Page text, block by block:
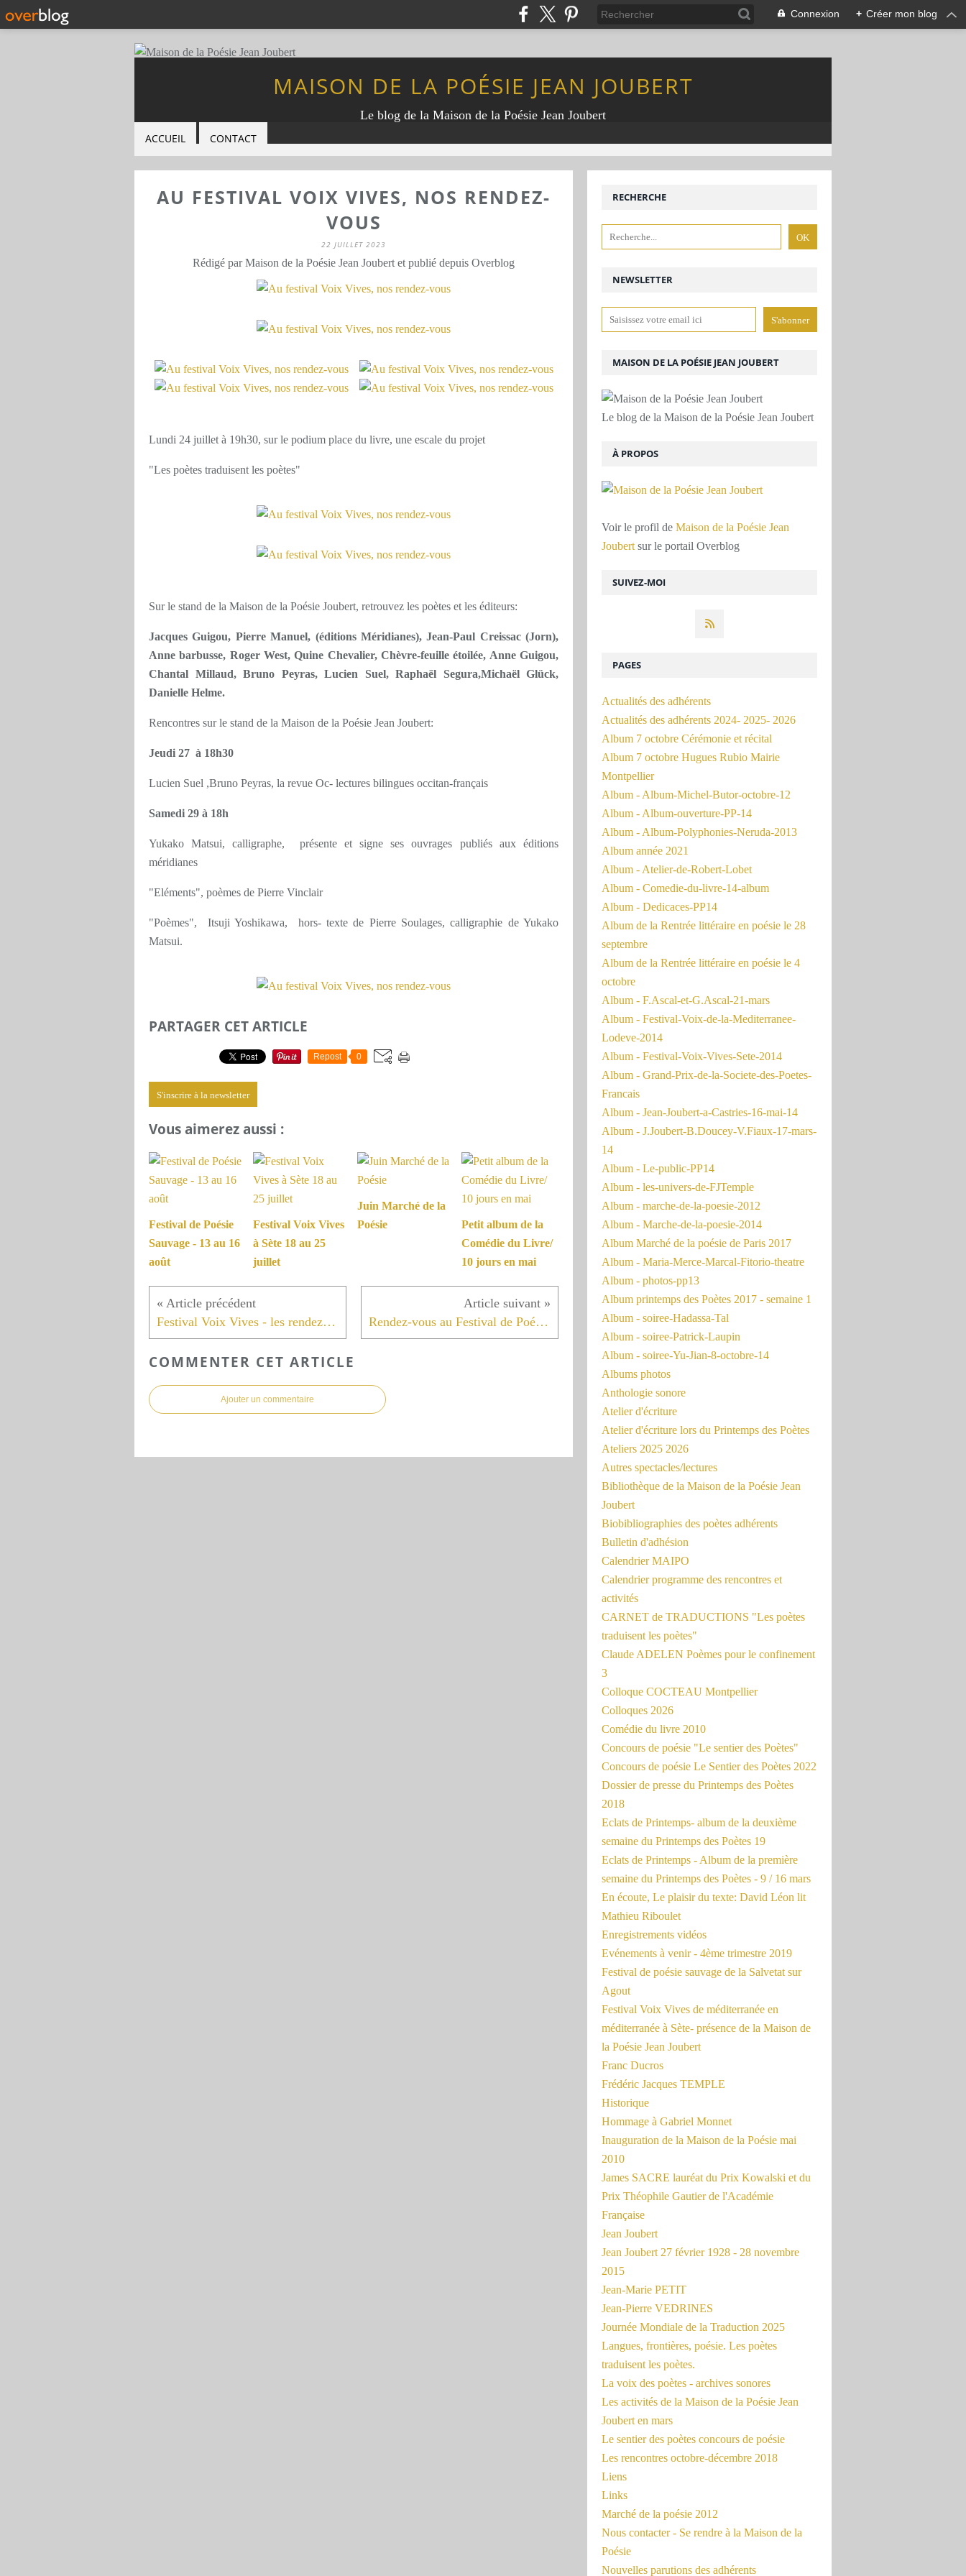
Connexion + Créer mon blog
MAISON DE LA POÉSIE JEAN JOUBERT
Le blog de la Maison de la Poésie Jean Joubert
ACCUEIL CONTACT
AU FESTIVAL VOIX VIVES, NOS RENDEZ-
VOUS
22 JUILLET 2023
Rédigé par Maison de la Poésie Jean Joubert et publié depuis Overblog
Lundi 24 juillet à 19h30, sur le podium place du livre, une escale du projet
"Les poètes traduisent les poètes"
Sur le stand de la Maison de la Poésie Joubert, retrouvez les poètes et les éditeurs:
Jacques Guigou, Pierre Manuel, (éditions Méridianes), Jean-Paul Creissac (Jorn),
Anne barbusse, Roger West, Quine Chevalier, Chèvre-feuille étoilée, Anne Guigou,
Chantal Millaud, Bruno Peyras, Lucien Suel, Raphaël Segura,Michaël Glück,
Danielle Helme.
Rencontres sur le stand de la Maison de la Poésie Jean Joubert:
Jeudi 27 à 18h30
Lucien Suel ,Bruno Peyras, la revue Oc- lectures bilingues occitan-français
Samedi 29 à 18h
Yukako Matsui, calligraphe, présente et signe ses ouvrages publiés aux éditions
méridianes
"Eléments", poèmes de Pierre Vinclair
"Poèmes", Itsuji Yoshikawa, hors- texte de Pierre Soulages, calligraphie de Yukako
Matsui.
PARTAGER CET ARTICLE
Repost 0
S'inscrire à la newsletter
Vous aimerez aussi :
Festival de Poésie
Sauvage - 13 au 16
août
Festival Voix Vives
à Sète 18 au 25
juillet
Juin Marché de la
Poésie
Petit album de la
Comédie du Livre/
10 jours en mai
Festival Voix Vives - les rendez-vous avec la Maison de la Poésie Jean Joubert Rendez-vous au Festival de Poésie Sauvage
COMMENTER CET ARTICLE
Ajouter un commentaire
NEWSLETTER
SUIVEZ-MOI
RECHERCHE
MAISON DE LA POÉSIE JEAN JOUBERT
Le blog de la Maison de la Poésie Jean Joubert
À PROPOS
Voir le profil de Maison de la Poésie Jean
Joubert sur le portail Overblog
PAGES
Actualités des adhérents
Actualités des adhérents 2024- 2025- 2026
Album 7 octobre Cérémonie et récital
Album 7 octobre Hugues Rubio Mairie
Montpellier
Album - Album-Michel-Butor-octobre-12
Album - Album-ouverture-PP-14
Album - Album-Polyphonies-Neruda-2013
Album année 2021
Album - Atelier-de-Robert-Lobet
Album - Comedie-du-livre-14-album
Album - Dedicaces-PP14
Album de la Rentrée littéraire en poésie le 28
septembre
Album de la Rentrée littéraire en poésie le 4
octobre
Album - F.Ascal-et-G.Ascal-21-mars
Album - Festival-Voix-de-la-Mediterranee-
Lodeve-2014
Album - Festival-Voix-Vives-Sete-2014
Album - Grand-Prix-de-la-Societe-des-Poetes-
Francais
Album - Jean-Joubert-a-Castries-16-mai-14
Album - J.Joubert-B.Doucey-V.Fiaux-17-mars-
14
Album - Le-public-PP14
Album - les-univers-de-FJTemple
Album - marche-de-la-poesie-2012
Album - Marche-de-la-poesie-2014
Album Marché de la poésie de Paris 2017
Album - Maria-Merce-Marcal-Fitorio-theatre
Album - photos-pp13
Album printemps des Poètes 2017 - semaine 1
Album - soiree-Hadassa-Tal
Album - soiree-Patrick-Laupin
Album - soiree-Yu-Jian-8-octobre-14
Albums photos
Anthologie sonore
Atelier d'écriture
Atelier d'écriture lors du Printemps des Poètes
Ateliers 2025 2026
Autres spectacles/lectures
Bibliothèque de la Maison de la Poésie Jean
Joubert
Biobibliographies des poètes adhérents
Bulletin d'adhésion
Calendrier MAIPO
Calendrier programme des rencontres et
activités
CARNET de TRADUCTIONS "Les poètes
traduisent les poètes"
Claude ADELEN Poèmes pour le confinement
3
Colloque COCTEAU Montpellier
Colloques 2026
Comédie du livre 2010
Concours de poésie "Le sentier des Poètes"
Concours de poésie Le Sentier des Poètes 2022
Dossier de presse du Printemps des Poètes
2018
Eclats de Printemps- album de la deuxième
semaine du Printemps des Poètes 19
Eclats de Printemps - Album de la première
semaine du Printemps des Poètes - 9 / 16 mars
En écoute, Le plaisir du texte: David Léon lit
Mathieu Riboulet
Enregistrements vidéos
Evénements à venir - 4ème trimestre 2019
Festival de poésie sauvage de la Salvetat sur
Agout
Festival Voix Vives de méditerranée en
méditerranée à Sète- présence de la Maison de
la Poésie Jean Joubert
Franc Ducros
Frédéric Jacques TEMPLE
Historique
Hommage à Gabriel Monnet
Inauguration de la Maison de la Poésie mai
2010
James SACRE lauréat du Prix Kowalski et du
Prix Théophile Gautier de l'Académie
Française
Jean Joubert
Jean Joubert 27 février 1928 - 28 novembre
2015
Jean-Marie PETIT
Jean-Pierre VEDRINES
Journée Mondiale de la Traduction 2025
Langues, frontières, poésie. Les poètes
traduisent les poètes.
La voix des poètes - archives sonores
Les activités de la Maison de la Poésie Jean
Joubert en mars
Le sentier des poètes concours de poésie
Les rencontres octobre-décembre 2018
Liens
Links
Marché de la poésie 2012
Nous contacter - Se rendre à la Maison de la
Poésie
Nouvelles parutions des adhérents